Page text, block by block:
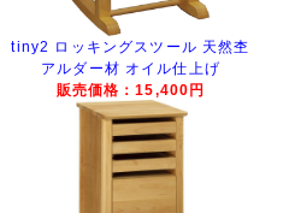
tiny2 ロッキングスツール 天然杢
アルダー材 オイル仕上げ
販売価格：15,400円